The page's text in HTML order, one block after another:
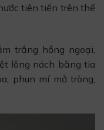
tiên tiến trên thế
trắng hồng ngoại,
lông nách bằng tia
phun mí mở tròng,